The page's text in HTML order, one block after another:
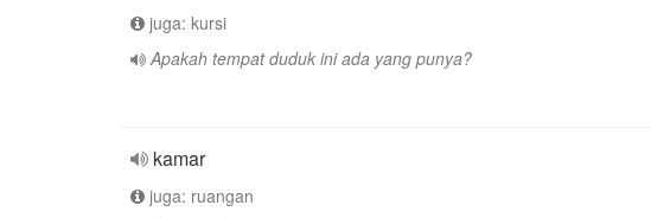
juga: kursi
Apakah tempat duduk ini ada yang punya?
kamar
juga: ruangan